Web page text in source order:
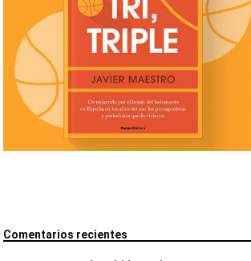
Comentarios recientes